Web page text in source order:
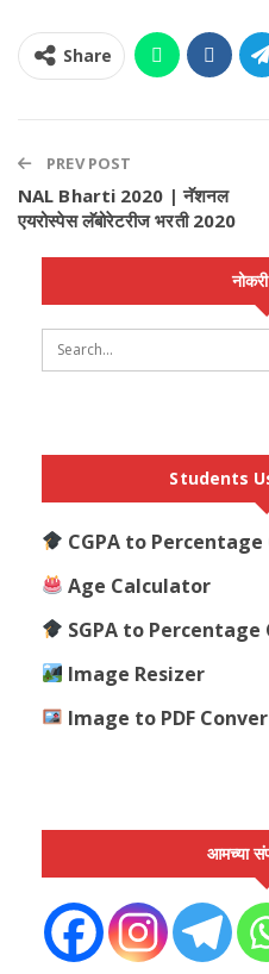
Share
PREV POST
NAL Bharti 2020 | नॅशनल
एयरोस्पेस लॅबोरेटरीज भरती 2020
Students
CGPA to
Age Calculator
SGPA to
Image Resizer
Image to PDF
आमच्या